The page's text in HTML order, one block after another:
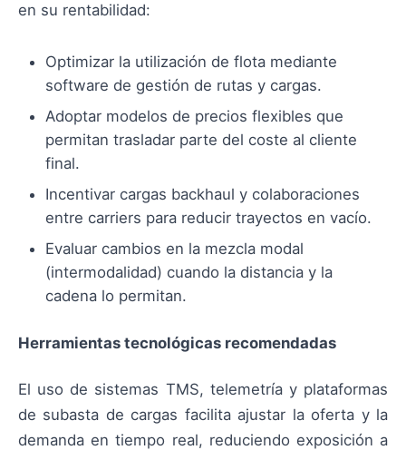
en su rentabilidad:
Optimizar la utilización de flota mediante
software de gestión de rutas y cargas.
Adoptar modelos de precios flexibles que
permitan trasladar parte del coste al cliente
final.
Incentivar cargas backhaul y colaboraciones
entre carriers para reducir trayectos en vacío.
Evaluar cambios en la mezcla modal
(intermodalidad) cuando la distancia y la
cadena lo permitan.
Herramientas tecnológicas recomendadas
El uso de sistemas TMS, telemetría y plataformas
de subasta de cargas facilita ajustar la oferta y la
demanda en tiempo real, reduciendo exposición a